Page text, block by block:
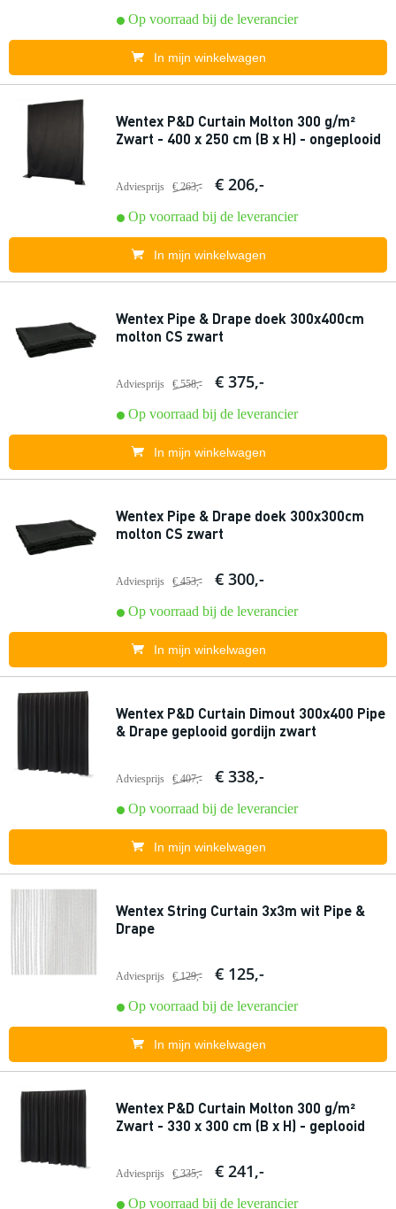
Op voorraad bij de leverancier
In mijn winkelwagen
Wentex P&D Curtain Molton 300 g/m²
Zwart - 400 x 250 cm (B x H) - ongeplooid
Adviesprijs € 263,- € 206,-
Op voorraad bij de leverancier
In mijn winkelwagen
Wentex Pipe & Drape doek 300x400cm
molton CS zwart
Adviesprijs € 558,- € 375,-
Op voorraad bij de leverancier
In mijn winkelwagen
Wentex Pipe & Drape doek 300x300cm
molton CS zwart
Adviesprijs € 453,- € 300,-
Op voorraad bij de leverancier
In mijn winkelwagen
Wentex P&D Curtain Dimout 300x400 Pipe
& Drape geplooid gordijn zwart
Adviesprijs € 407,- € 338,-
Op voorraad bij de leverancier
In mijn winkelwagen
Wentex String Curtain 3x3m wit Pipe &
Drape
Adviesprijs € 129,- € 125,-
Op voorraad bij de leverancier
In mijn winkelwagen
Wentex P&D Curtain Molton 300 g/m²
Zwart - 330 x 300 cm (B x H) - geplooid
Adviesprijs € 335,- € 241,-
Op voorraad bij de leverancier